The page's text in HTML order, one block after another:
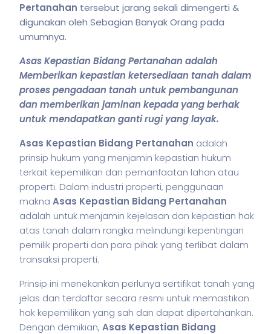
Pertanahan tersebut jarang sekali dimengerti &
digunakan oleh Sebagian Banyak Orang pada
umumnya.
Asas Kepastian Bidang Pertanahan adalah
Memberikan kepastian ketersediaan tanah dalam
proses pengadaan tanah untuk pembangunan
dan memberikan jaminan kepada yang berhak
untuk mendapatkan ganti rugi yang layak.
Asas Kepastian Bidang Pertanahan adalah
prinsip hukum yang menjamin kepastian hukum
terkait kepemilikan dan pemanfaatan lahan atau
properti. Dalam industri properti, penggunaan
makna Asas Kepastian Bidang Pertanahan
adalah untuk menjamin kejelasan dan kepastian hak
atas tanah dalam rangka melindungi kepentingan
pemilik properti dan para pihak yang terlibat dalam
transaksi properti.
Prinsip ini menekankan perlunya sertifikat tanah yang
jelas dan terdaftar secara resmi untuk memastikan
hak kepemilikan yang sah dan dapat dipertahankan.
Dengan demikian, Asas Kepastian Bidang